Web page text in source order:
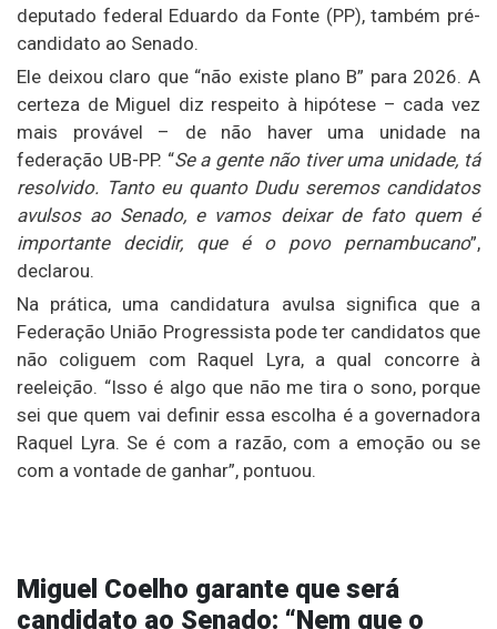
deputado federal Eduardo da Fonte (PP), também pré-
candidato ao Senado.
Ele deixou claro que “não existe plano B” para 2026. A
certeza de Miguel diz respeito à hipótese – cada vez
mais provável – de não haver uma unidade na
federação UB-PP. “Se a gente não tiver uma unidade, tá
resolvido. Tanto eu quanto Dudu seremos candidatos
avulsos ao Senado, e vamos deixar de fato quem é
importante decidir, que é o povo pernambucano”,
declarou.
Na prática, uma candidatura avulsa significa que a
Federação União Progressista pode ter candidatos que
não coliguem com Raquel Lyra, a qual concorre à
reeleição. “Isso é algo que não me tira o sono, porque
sei que quem vai definir essa escolha é a governadora
Raquel Lyra. Se é com a razão, com a emoção ou se
com a vontade de ganhar”, pontuou.
Miguel Coelho garante que será
candidato ao Senado: “Nem que o